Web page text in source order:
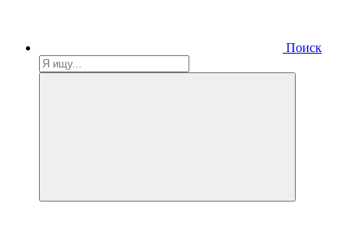
Поиск